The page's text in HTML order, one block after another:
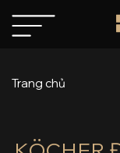
qua
Trang chủ